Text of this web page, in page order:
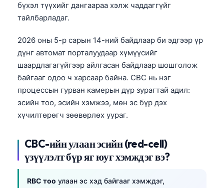
бүхэл түүхийг дангаараа хэлж чаддаггүйг
тайлбарладаг.
2026 оны 5-р сарын 14-ний байдлаар би эдгээр үр
дүнг автомат порталуудаар хүмүүсийг
шаардлагагүйгээр айлгасан байдлаар шошголож
байгааг одоо ч харсаар байна. CBC нь нэг
процессын гурван камерын дүр зурагтай адил:
эсийн тоо, эсийн хэмжээ, мөн эс бүр дэх
хүчилтөрөгч зөөвөрлөх уураг.
CBC-ийн улаан эсийн (red-cell)
үзүүлэлт бүр яг юуг хэмждэг вэ?
RBC тоо улаан эс хэд байгааг хэмждэг,